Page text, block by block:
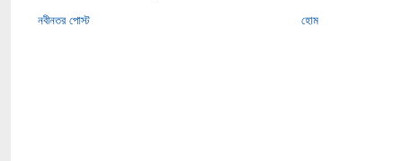
নবীনতর পোস্ট হোম